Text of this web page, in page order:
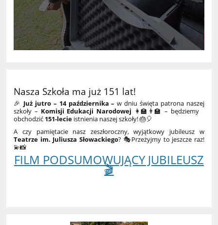
Nasza Szkoła ma już 151 lat!
🎉 Już jutro – 14 października –w dniu święta patrona naszej
szkoły – Komisji Edukacji Narodowej 👩‍🏫👨‍🏫 – będziemy
obchodzić 151-lecie istnienia naszej szkoły! 🎂🎈
A czy pamiętacie nasz zeszłoroczny, wyjątkowy jubileusz w
Teatrze im. Juliusza Słowackiego? 🎭Przeżyjmy to jeszcze raz!
💫📸
FILM PODSUMOWUJĄCY JUBILEUSZ
🎬